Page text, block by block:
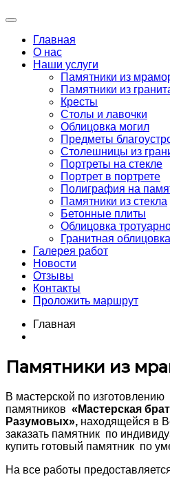
Главная
О нас
Наши услуги
Памятники из
Памятники из
Кресты
Столы и лавочки
Облицовка могил
Предметы
Столешницы из
Портреты на стекле
Портрет в портрете
Полиграфия на
Памятники из стекла
Бетонные плиты
Облицовка
Гранитная облицовка
Галерея работ
Новости
Отзывы
Контакты
Проложить маршрут
Главная
Памятники из
В мастерской по изготовлению
памятников «Мастерская
Разумовых», находящейся в
заказать памятник по
купить готовый памятник по
На все работы